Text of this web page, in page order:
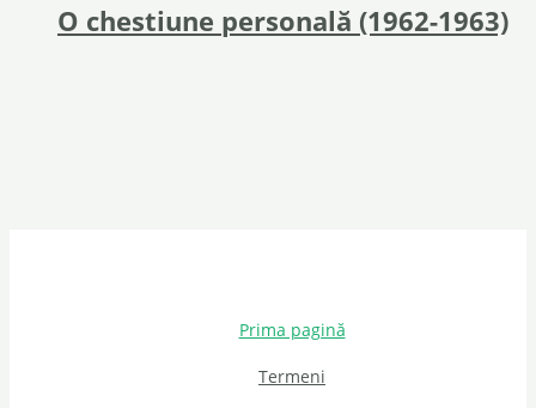
O chestiune personală (1962-1963)
Prima pagină
Termeni